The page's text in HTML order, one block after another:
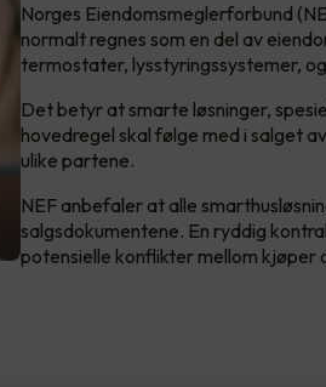
Norges Eiendomsmeglerforbund
normalt regnes som en del av
termostater, lysstyringssystemer,
Det betyr at smarte løsninger,
hovedregel skal følge med i salget
ulike partene.
NEF anbefaler at alle
salgsdokumentene. En ryddig
potensielle konflikter mellom kjøper